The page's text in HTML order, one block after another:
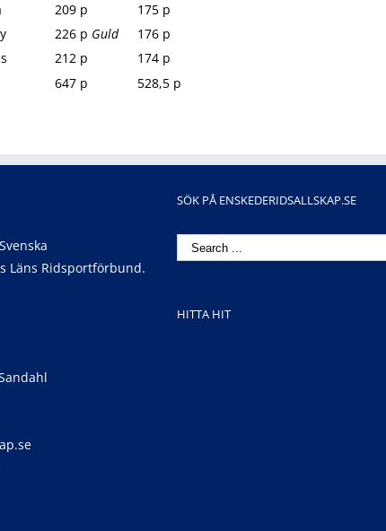
209 p
175 p
226 p Guld
176 p
212 p
174 p
647 p 528,5 p
Läns Ridsportförbund.
SÖK PÅ ENSKEDERIDSALLSKAP.SE
Search
for:
HITTA HIT